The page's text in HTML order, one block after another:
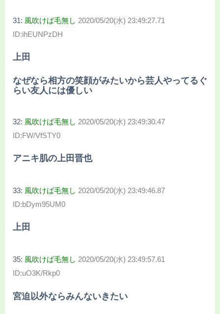
31: 風吹けば毛無し 2020/05/20(水) 23:49:27.71
ID:ihEUNPzDH
上田
なぜなら相方の笑顔がみたいから芸人やってるぐ
らい友人には優しい
32: 風吹けば毛無し 2020/05/20(水) 23:49:30.47
ID:FW/VfSTY0
アニキ肌の上田晋也
33: 風吹けば毛無し 2020/05/20(水) 23:49:46.87
ID:bDym95UM0
上田
35: 風吹けば毛無し 2020/05/20(水) 23:49:57.61
ID:uO3K/Rkp0
宮迫以外ならみんないきたい